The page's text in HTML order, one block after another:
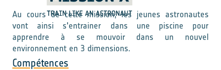
Au cours de cette mission, les jeunes astronautes
vont ainsi s'entrainer dans une piscine pour
apprendre à se mouvoir dans un nouvel
environnement en 3 dimensions.
Compétences